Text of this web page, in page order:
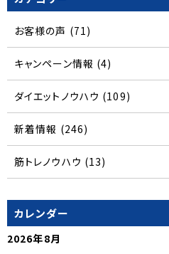
お客様の声 (71)
キャンペーン情報 (4)
ダイエットノウハウ (109)
新着情報 (246)
筋トレノウハウ (13)
カレンダー
2026年8月